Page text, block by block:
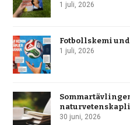
1 juli, 2026
Fotbollskemi
1 juli, 2026
30 juni, 2026